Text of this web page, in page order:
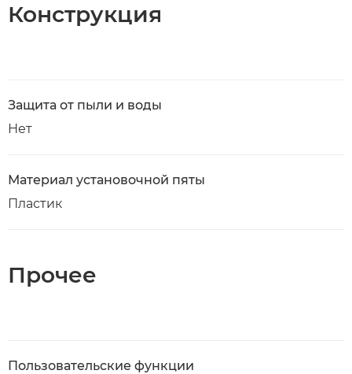
Конструкция
Защита от пыли и воды
Нет
Материал установочной пяты
Пластик
Прочее
Пользовательские функции